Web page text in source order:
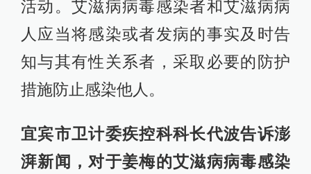
活动。艾滋病病毒感染者和艾滋病病
人应当将感染或者发病的事实及时告
知与其有性关系者，采取必要的防护
措施防止感染他人。
宜宾市卫计委疾控科科长代波告诉澎
湃新闻，对于姜梅的艾滋病病毒感染